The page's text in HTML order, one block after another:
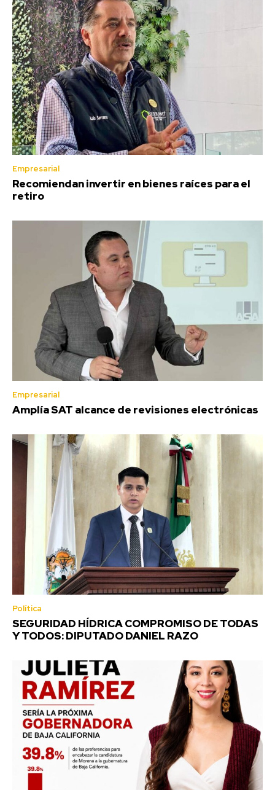
Empresarial
Recomiendan invertir en bienes raíces para el
retiro
Empresarial
Amplía SAT alcance de revisiones electrónicas
Política
SEGURIDAD HÍDRICA COMPROMISO DE TODAS
Y TODOS: DIPUTADO DANIEL RAZO